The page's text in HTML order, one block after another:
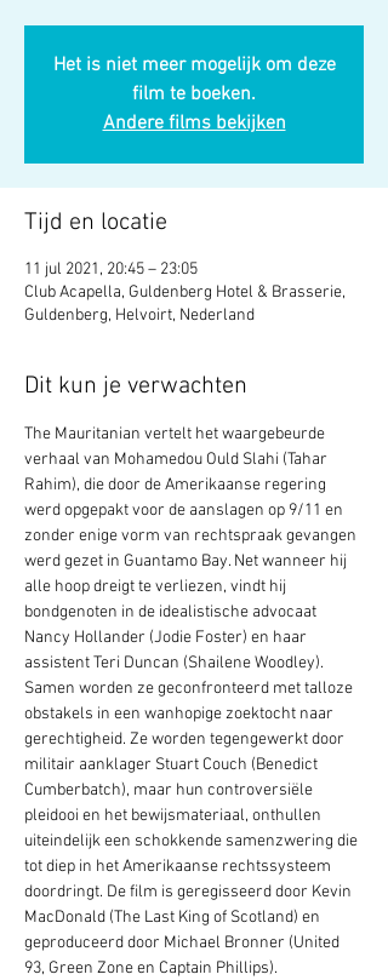
Het is niet meer mogelijk om deze
film te boeken.
Andere films bekijken
Tijd en locatie
11 jul 2021, 20:45 – 23:05
Club Acapella, Guldenberg Hotel & Brasserie,
Guldenberg, Helvoirt, Nederland
Dit kun je verwachten
The Mauritanian vertelt het waargebeurde
verhaal van Mohamedou Ould Slahi (Tahar
Rahim), die door de Amerikaanse regering
werd opgepakt voor de aanslagen op 9/11 en
zonder enige vorm van rechtspraak gevangen
werd gezet in Guantamo Bay. Net wanneer hij
alle hoop dreigt te verliezen, vindt hij
bondgenoten in de idealistische advocaat
Nancy Hollander (Jodie Foster) en haar
assistent Teri Duncan (Shailene Woodley).
Samen worden ze geconfronteerd met talloze
obstakels in een wanhopige zoektocht naar
gerechtigheid. Ze worden tegengewerkt door
militair aanklager Stuart Couch (Benedict
Cumberbatch), maar hun controversiële
pleidooi en het bewijsmateriaal, onthullen
uiteindelijk een schokkende samenzwering die
tot diep in het Amerikaanse rechtssysteem
doordringt. De film is geregisseerd door Kevin
MacDonald (The Last King of Scotland) en
geproduceerd door Michael Bronner (United
93, Green Zone en Captain Phillips).